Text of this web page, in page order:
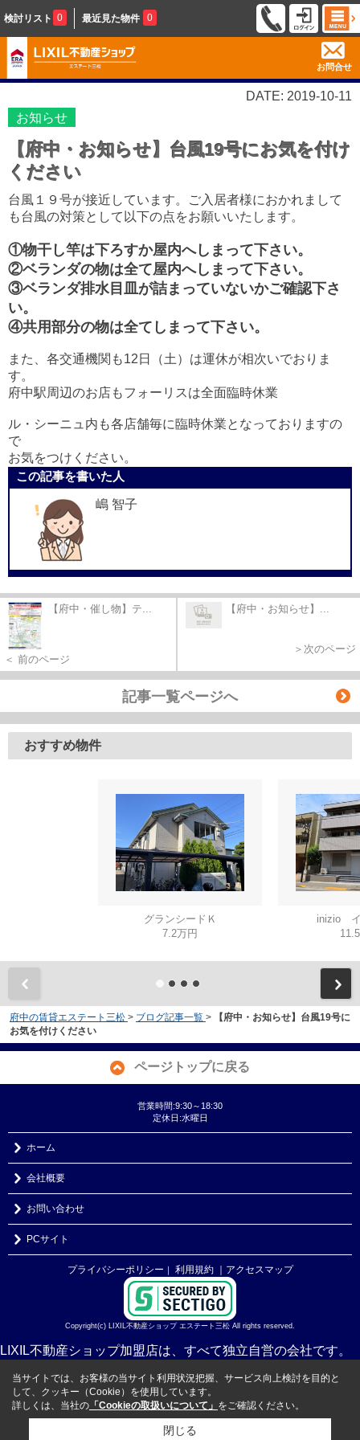
検討リスト 0 最近見た物件 0
お問合せ
DATE: 2019-10-11
お知らせ
【府中・お知らせ】台風19号にお気を付け
ください
台風１９号が接近しています。ご入居者様におかれまして
も台風の対策として以下の点をお願いいたします。
①物干し竿は下ろすか屋内へしまって下さい。
②ベランダの物は全て屋内へしまって下さい。
③ベランダ排水目皿が詰まっていないかご確認下さ
い。
④共用部分の物は全てしまって下さい。
また、各交通機関も12日（土）は運休が相次いでおりま
す。
府中駅周辺のお店もフォーリスは全面臨時休業
ル・シーニュ内も各店舗毎に臨時休業となっておりますの
で
お気をつけください。
この記事を書いた人
嶋 智子
【府中・催し物】テ...
＜ 前のページ
【府中・お知らせ】...
＞次のページ
記事一覧ページへ
おすすめ物件
グランシードＫ
7.2万円
inizio
府中の賃貸エステート三松 > ブログ記事一覧 >
【府中・お知らせ】台風19号に
お気を付けください
ページトップに戻る
営業時間:9:30～18:30
定休日:水曜日
ホーム
会社概要
お問い合わせ
PCサイト
プライバシーポリシー ｜ 利用規約 ｜アクセスマップ
Copyright(c) LIXIL不動産ショップ エステート三松 All rights reserved.
LIXIL不動産ショップ加盟店は、すべて独立自営の会社です。
当サイトでは、お客様の当サイト利用状況把握、サービス向上検討を目的と
して、クッキー（Cookie）を使用しています。
詳しくは、当社の 「Cookieの取扱いについて」 をご確認ください。
閉じる